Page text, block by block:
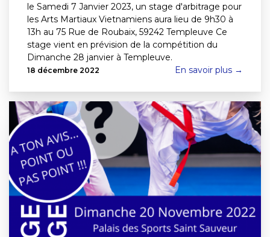
le Samedi 7 Janvier 2023, un stage d'arbitrage pour
les Arts Martiaux Vietnamiens aura lieu de 9h30 à
13h au 75 Rue de Roubaix, 59242 Templeuve Ce
stage vient en prévision de la compétition du
Dimanche 28 janvier à Templeuve.
18 décembre 2022 En savoir plus →